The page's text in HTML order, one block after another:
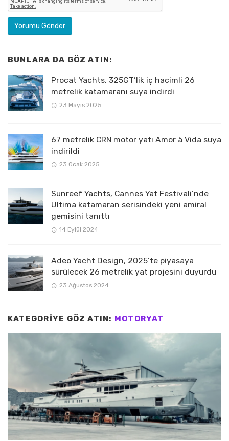
BUNLARA DA GÖZ ATIN:
Procat Yachts, 325GT’lik iç hacimli 26
metrelik katamaranı suya indirdi
23 Mayıs 2025
67 metrelik CRN motor yatı Amor à Vida suya
indirildi
23 Ocak 2025
Sunreef Yachts, Cannes Yat Festivali’nde
Ultima katamaran serisindeki yeni amiral
gemisini tanıttı
14 Eylül 2024
Adeo Yacht Design, 2025’te piyasaya
sürülecek 26 metrelik yat projesini duyurdu
23 Ağustos 2024
KATEGORIYE GÖZ ATIN: MOTORYAT